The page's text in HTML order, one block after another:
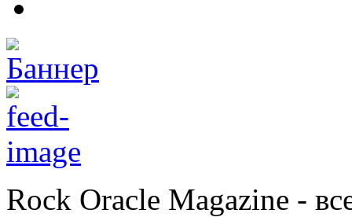
Rock Oracle Magazine -